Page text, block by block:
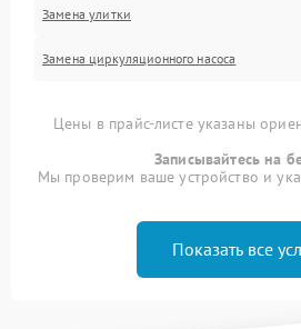
Замена улитки
Замена циркуляционного насоса
Цены в прайс-листе указаны
Записывайтесь на
Мы проверим ваше устройство и
Показать все